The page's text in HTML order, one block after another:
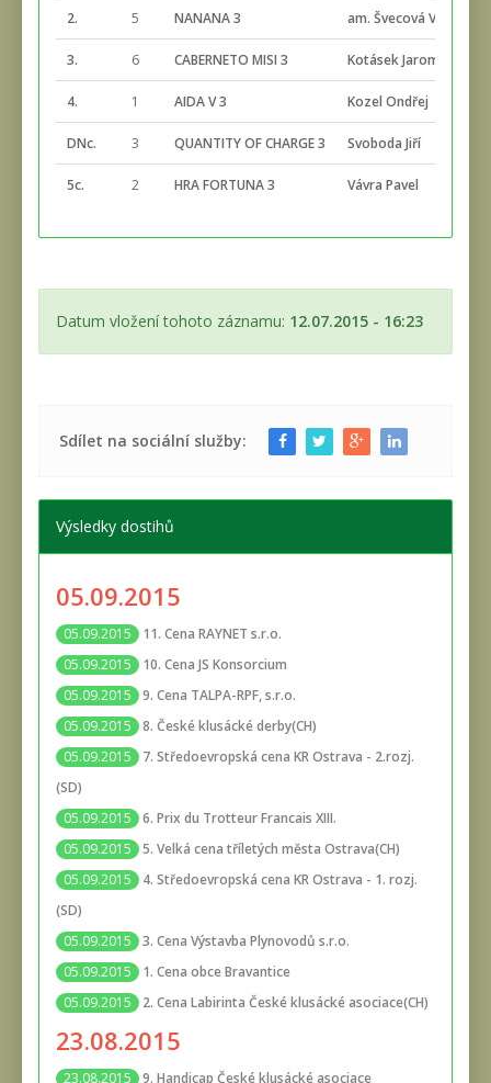
2. 5 NANANA 3 am. Švecová Vendula
3. 6 CABERNETO MISI 3 Kotásek Jaromír
4. 1 AIDA V 3 Kozel Ondřej
DNc. 3 QUANTITY OF CHARGE 3 Svoboda Jiří
5c. 2 HRA FORTUNA 3 Vávra Pavel
Datum vložení tohoto záznamu: 12.07.2015 - 16:23
Sdílet na sociální služby:
Výsledky dostihů
05.09.2015
05.09.2015
11. Cena RAYNET s.r.o.
05.09.2015
10. Cena JS Konsorcium
05.09.2015
9. Cena TALPA-RPF, s.r.o.
05.09.2015
8. České klusácké derby(CH)
05.09.2015
7. Středoevropská cena KR Ostrava - 2.rozj.
(SD)
05.09.2015
6. Prix du Trotteur Francais XIII.
05.09.2015
5. Velká cena tříletých města Ostrava(CH)
05.09.2015
4. Středoevropská cena KR Ostrava - 1. rozj.
(SD)
05.09.2015
3. Cena Výstavba Plynovodů s.r.o.
05.09.2015
1. Cena obce Bravantice
05.09.2015
2. Cena Labirinta České klusácké asociace(CH)
23.08.2015
23.08.2015 9. Handicap České klusácké asociace